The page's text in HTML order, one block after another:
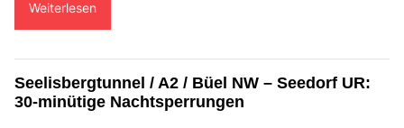
Weiterlesen
Seelisbergtunnel / A2 / Büel NW – Seedorf UR:
30-minütige Nachtsperrungen